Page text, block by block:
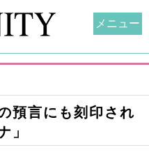
預言にも刻印され
」
メニュー